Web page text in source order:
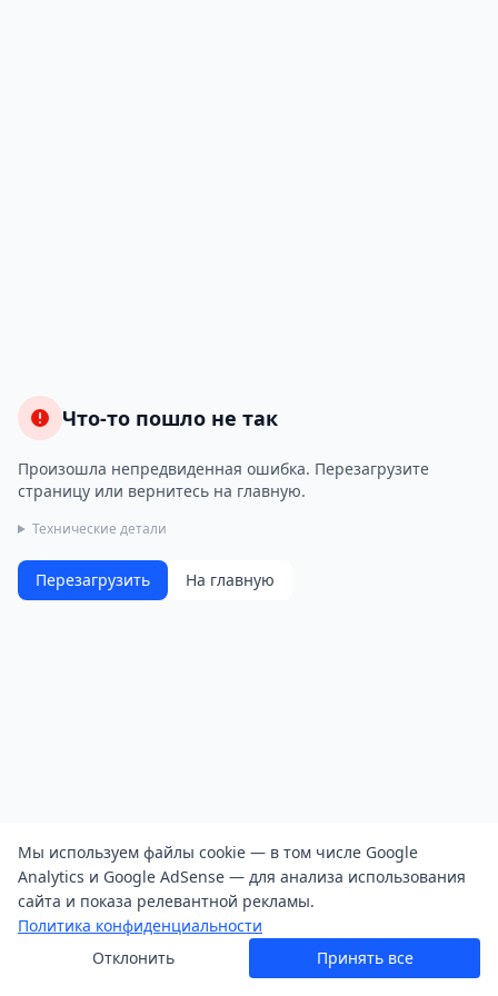
Что-то пошло не так
Произошла непредвиденная ошибка. Перезагрузите
страницу или вернитесь на главную.
Технические детали
Перезагрузить На главную
Мы используем файлы cookie — в том числе Google
Analytics и Google AdSense — для анализа использования
сайта и показа релевантной рекламы.
Политика конфиденциальности
Отклонить
Принять все